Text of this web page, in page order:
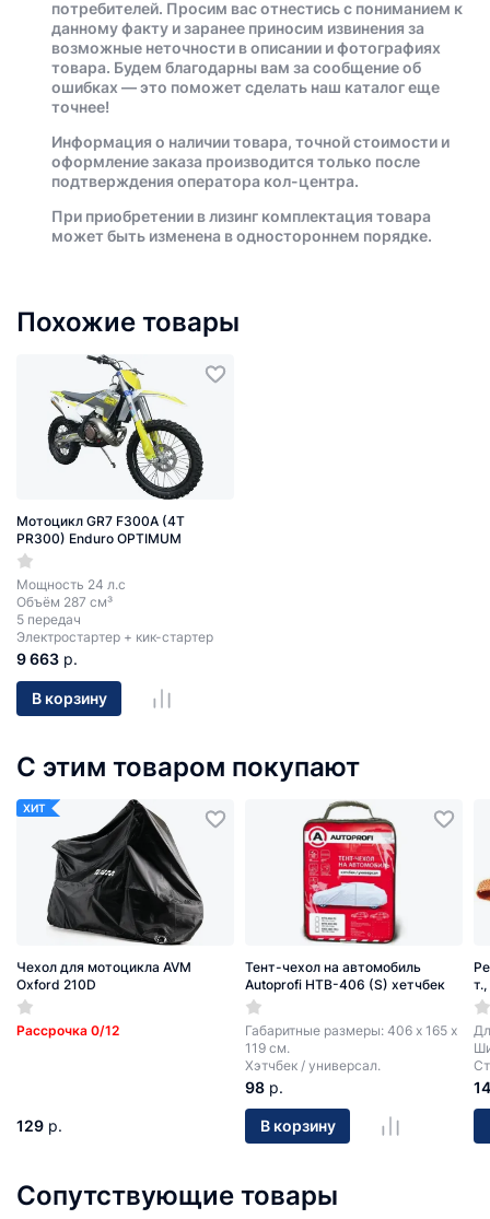
потребителей. Просим вас отнестись с пониманием к
данному факту и заранее приносим извинения за
возможные неточности в описании и фотографиях
товара. Будем благодарны вам за сообщение об
ошибках — это поможет сделать наш каталог еще
точнее!
Информация о наличии товара, точной стоимости и
оформление заказа производится только после
подтверждения оператора кол-центра.
При приобретении в лизинг комплектация товара
может быть изменена в одностороннем порядке.
Похожие товары
Мотоцикл GR7 F300A (4T
PR300) Enduro OPTIMUM
Мощность 24 л.с
Объём 287 см³
5 передач
Электростартер + кик-стартер
9 663 р.
В корзину
С этим товаром покупают
ХИТ
Чехол для мотоцикла AVM
Oxford 210D
Рассрочка 0/12
129 р.
Тент-чехол на автомобиль
Autoprofi HTB-406 (S) хетчбек
Габаритные размеры: 406 х 165 х
119 см.
Хэтчбек / универсал.
98 р.
В корзину
14
Сопутствующие товары